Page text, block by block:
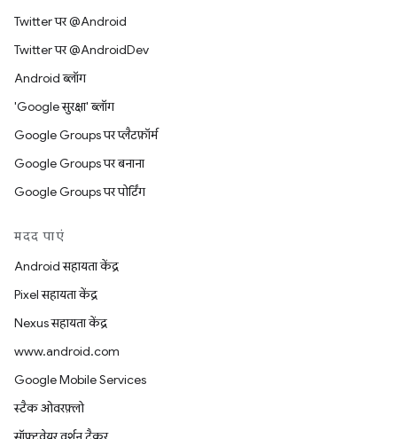
Twitter पर @Android
Twitter पर @AndroidDev
Android ब्लॉग
'Google सुरक्षा' ब्लॉग
Google Groups पर प्लैटफ़ॉर्म
Google Groups पर बनाना
Google Groups पर पोर्टिंग
मदद पाएं
Android सहायता केंद्र
Pixel सहायता केंद्र
Nexus सहायता केंद्र
www.android.com
Google Mobile Services
स्टैक ओवरफ़्लो